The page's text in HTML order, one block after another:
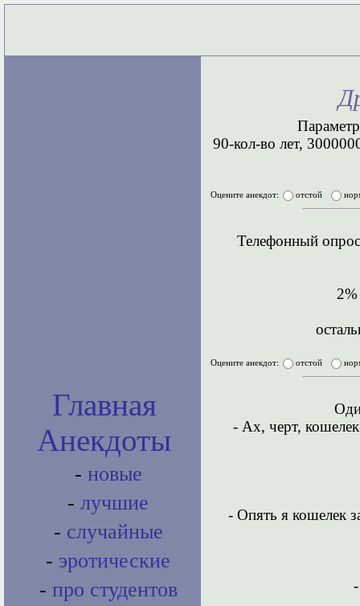
Главная
Анекдоты
- новые
- лучшие
- случайные
- эротические
- про студентов
90-кол-во лет,
Оцените анекдот: отстой
Телефонный
Оцените анекдот: отстой
- Ах, черт,
- Опять я кошелек